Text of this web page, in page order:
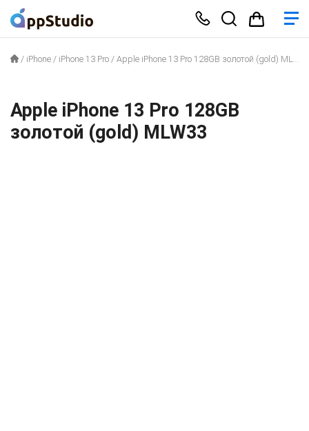
/ iPhone / iPhone 13 Pro / Apple iPhone 13 Pro 128GB золотой (gold) MLW33
Apple iPhone 13 Pro 128GB
золотой (gold) MLW33